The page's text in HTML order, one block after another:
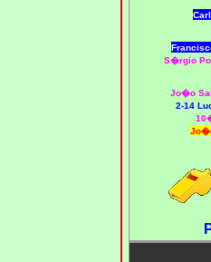
S�rgio
Jo�o
2-14